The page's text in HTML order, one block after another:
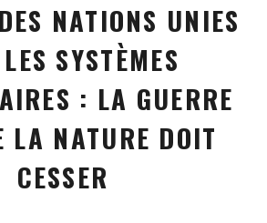
NATIONS UNIES
SYSTÈMES
: LA GUERRE
LA NATURE DOIT
CESSER